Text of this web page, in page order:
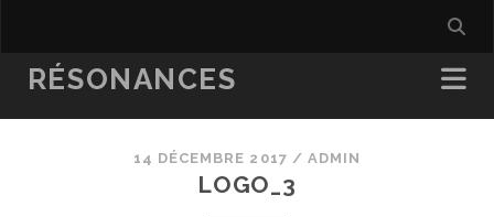
RÉSONANCES
14 DÉCEMBRE 2017 / ADMIN
LOGO_3